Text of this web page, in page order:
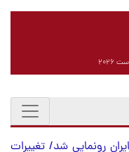
رونمایی شد/ تغییرات